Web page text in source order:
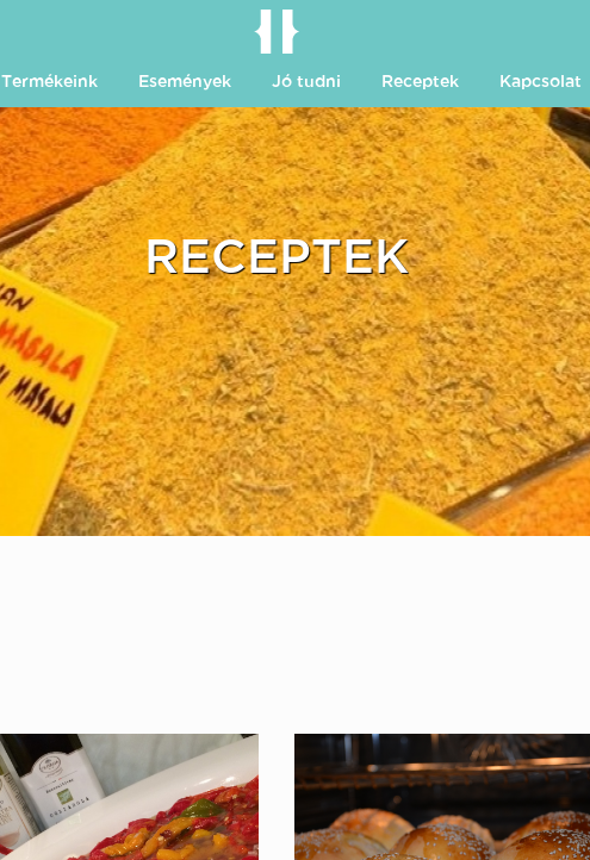
Termékeink Események Jó tudni Receptek Kapcsolat
RECEPTEK